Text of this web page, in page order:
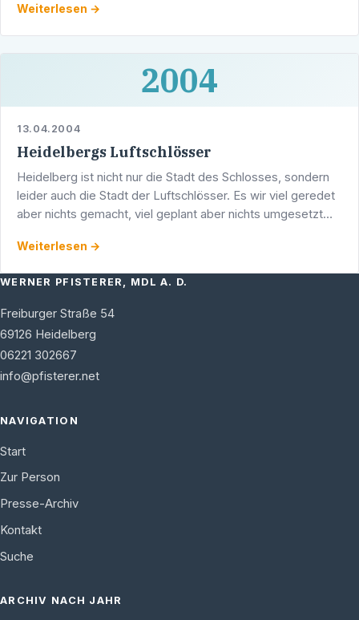
Weiterlesen →
2004
13.04.2004
Heidelbergs Luftschlösser
Heidelberg ist nicht nur die Stadt des Schlosses, sondern
leider auch die Stadt der Luftschlösser. Es wir viel geredet
aber nichts gemacht, viel geplant aber nichts umgesetzt
Weiterlesen →
WERNER PFISTERER, MDL A. D.
Freiburger Straße 54
69126 Heidelberg
06221 302667
info@pfisterer.net
NAVIGATION
Start
Zur Person
Presse-Archiv
Kontakt
Suche
ARCHIV NACH JAHR